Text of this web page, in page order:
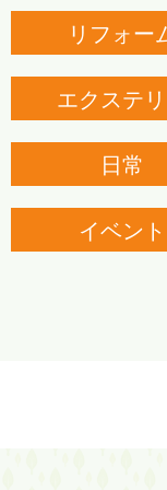
リフォー
エクステ
日常
イベント